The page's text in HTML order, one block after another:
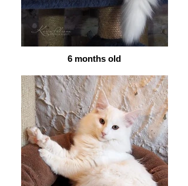
6 months old